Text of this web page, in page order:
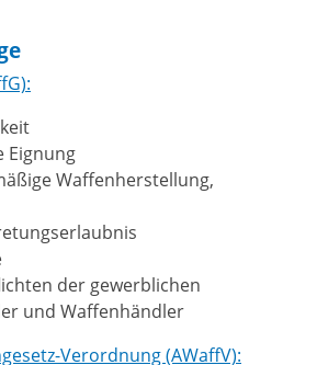
Eignung
Waffenherstellung,
der gewerblichen
und Waffenhändler
Verordnung (AWaffV):